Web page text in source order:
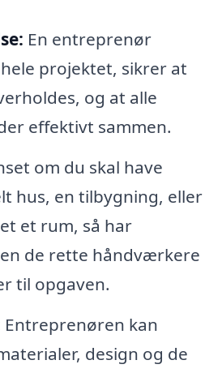
En entreprenør
projektet, sikrer at
og at alle
effektivt sammen.
om du skal have
hus, en tilbygning, eller
et rum, så har
de rette håndværkere
til opgaven.
Entreprenøren kan
design og de